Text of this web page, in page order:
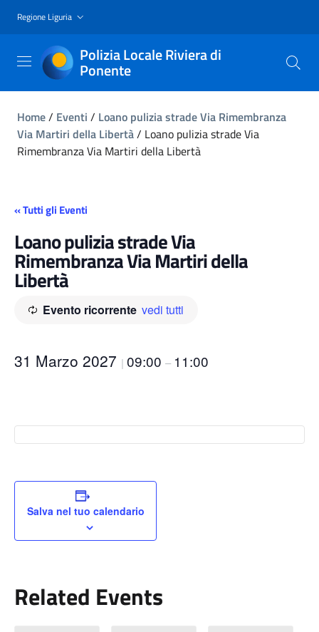
Regione Liguria
Polizia Locale Riviera di
Ponente
Home/ Eventi / Loano pulizia strade Via Rimembranza
Via Martiri della Libertà/ Loano pulizia strade Via
Rimembranza Via Martiri della Libertà
« Tutti gli Eventi
Loano pulizia strade Via
Rimembranza Via Martiri della
Libertà
Evento ricorrente vedi tutti
31 Marzo 2027 | 09:00 – 11:00
Salva nel tuo calendario
Related Events